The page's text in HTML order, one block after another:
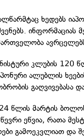
ხედებს
ინფორმაციას
კლუბის 120
ალუბლის
წლის მარტის ბოლოს
ეწვია, რათა
გამოეკვლიათ და